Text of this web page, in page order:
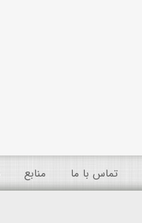
تماس با ما منابع